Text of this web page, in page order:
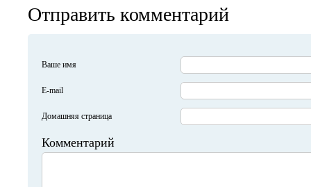
Отправить комментарий
Ваше имя
E-mail
Домашняя страница
Комментарий